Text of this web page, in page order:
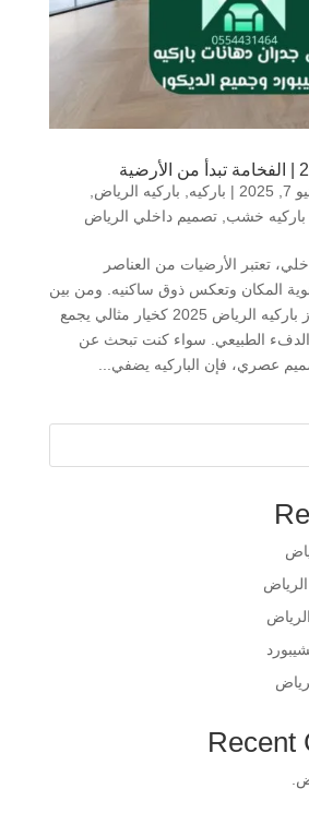
2025
| باركيه باركيه الرياض
باركيه خشب تصميم داخلي الرياض
تعتبر الأرضيات من العناصر
المكان وتعكس ذوق ساكنيه. ومن بين
الخيارات المتاحة، يبرز باركيه الرياض 2025 كخيار مثالي يجمع
والدفء الطبيعي. سواء كنت تبحث عن
عصري، فإن الباركيه يضفي...
Recent